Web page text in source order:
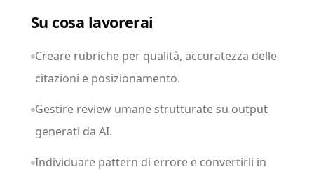
Su cosa lavorerai
Creare rubriche per qualità, accuratezza delle
citazioni e posizionamento.
Gestire review umane strutturate su output
generati da AI.
Individuare pattern di errore e convertirli in